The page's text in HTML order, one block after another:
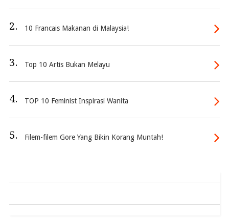
2. 10 Francais Makanan di Malaysia!
3. Top 10 Artis Bukan Melayu
4. TOP 10 Feminist Inspirasi Wanita
5. Filem-filem Gore Yang Bikin Korang Muntah!